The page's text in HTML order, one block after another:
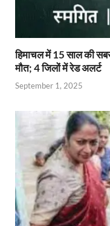
हिमाचल में 15 साल की
मौत; 4 जिलों में रेड अलर्ट
September 1, 2025